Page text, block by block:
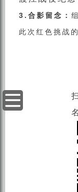
3.合影留念：
此次红色挑战